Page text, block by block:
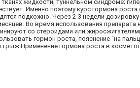
жидкости; туннельном синдроме;
Именно поэтому курс гормона роста
подкожно. Через 2-3 недели
Во время использования препарата
со стероидами или
гормон роста, пояснение "на
гормона роста в